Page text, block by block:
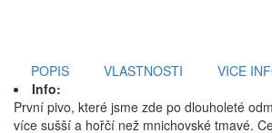
POPIS
VLASTNOSTI VICE
Info:
První pivo, které jsme zde po dlouholeté
více sušší a hořčí než mnichovské tmavé.